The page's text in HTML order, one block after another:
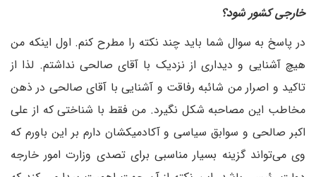
خارجی کشور شود؟
در پاسخ به سوال شما باید چند نکته را مطرح کنم. اول اینکه من
هیچ آشنایی و دیداری از نزدیک با آقای صالحی نداشتم. لذا از
تاکید و اصرار من شائبه رفاقت و آشنایی با آقای صالحی در ذهن
مخاطب این مصاحبه شکل نگیرد. من فقط با شناختی که از علی
اکبر صالحی و سوابق سیاسی و آکادمیکشان دارم بر این باورم که
وی می‌تواند گزینه بسیار مناسبی برای تصدی وزارت امور خارجه